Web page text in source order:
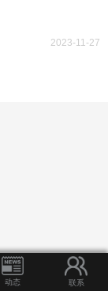
2023-11-27
动态 联系